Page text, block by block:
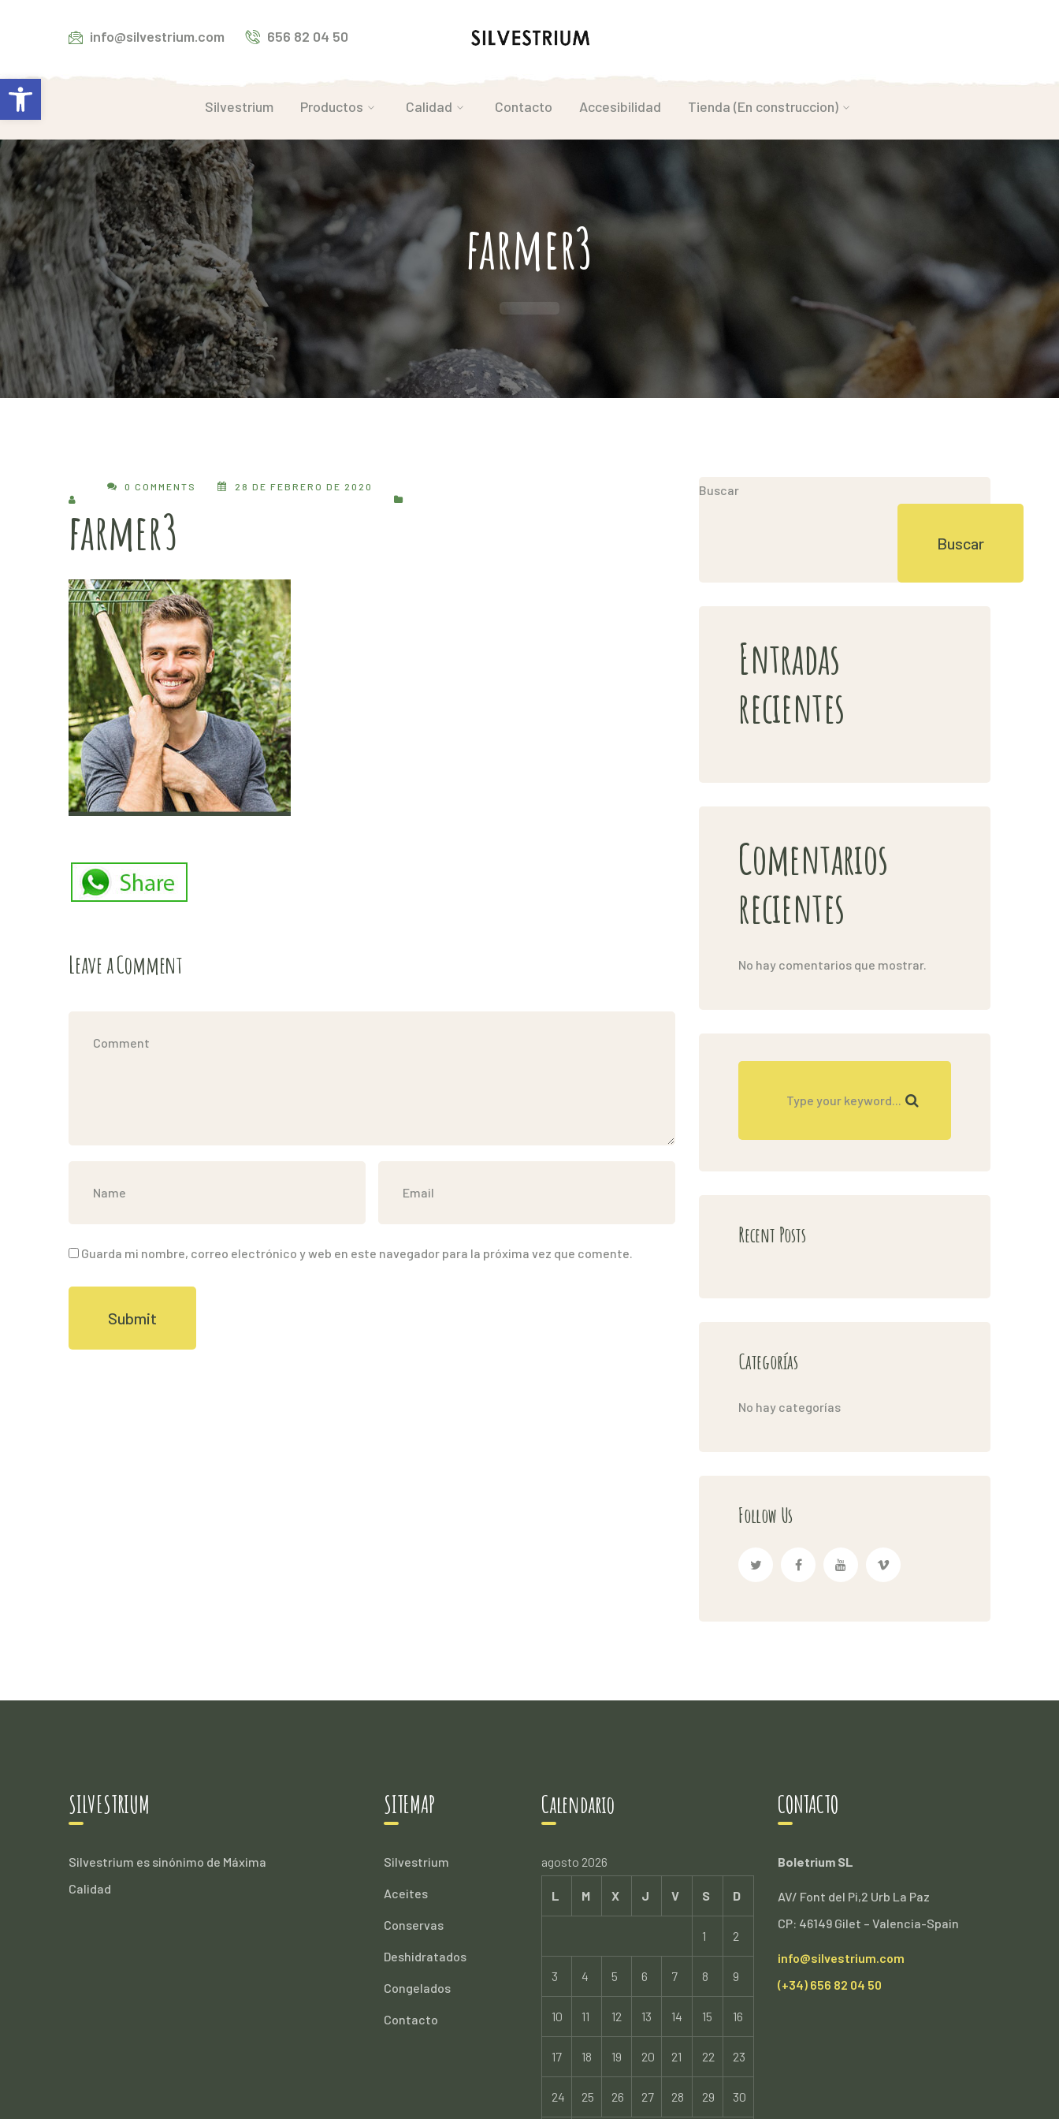
Abrir barra de herramientas
info@silvestrium.com 656 82 04 50
Silvestrium Productos Calidad Contacto Accesibilidad Tienda (En construccion)
farmer3
0 COMMENTS 28 DE FEBRERO DE 2020
farmer3
Leave a Comment
Guarda mi nombre, correo electrónico y web en este navegador para la próxima vez que comente.
Buscar
Buscar
Entradas
recientes
Comentarios
recientes
No hay comentarios que mostrar.
Recent Posts
Categorías
No hay categorías
Follow Us
SILVESTRIUM
Silvestrium es sinónimo de Máxima
Calidad
SITEMAP
Silvestrium
Aceites
Conservas
Deshidratados
Congelados
Contacto
Calendario
agosto 2026
L M X J V S D
1 2
3 4 5 6 7 8 9
10 11 12 13 14 15 16
17 18 19 20 21 22 23
24 25 26 27 28 29 30
CONTACTO
Boletrium SL
AV/ Font del Pi,2 Urb La Paz
CP: 46149 Gilet – Valencia-Spain
info@silvestrium.com
(+34) 656 82 04 50